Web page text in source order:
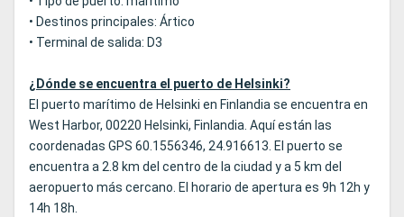
• Destinos principales: Ártico
• Terminal de salida: D3
¿Dónde se encuentra el puerto de Helsinki?
El puerto marítimo de Helsinki en Finlandia se encuentra en
West Harbor, 00220 Helsinki, Finlandia. Aquí están las
coordenadas GPS 60.1556346, 24.916613. El puerto se
encuentra a 2.8 km del centro de la ciudad y a 5 km del
aeropuerto más cercano. El horario de apertura es 9h 12h y
14h 18h.